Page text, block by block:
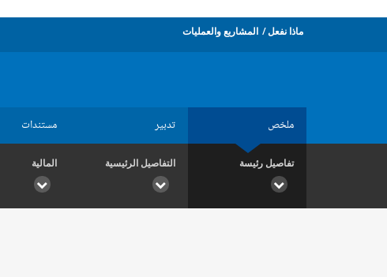
ماذا نفعل المشاريع والعمليات
ملخص تدبير مستندات
تفاصيل رئيسة التفاصيل الرئيسية المالية